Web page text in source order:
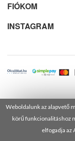
Weboldalunk az alapvető
körű funkcionalitáshoz
elfogadja az
FIÓKOM
INSTAGRAM
© 2025